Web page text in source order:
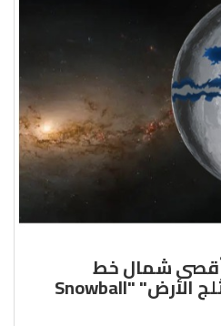
أقصى شمال خط
الاستواء خلال"كرة ثلج الأرض" "Snowball